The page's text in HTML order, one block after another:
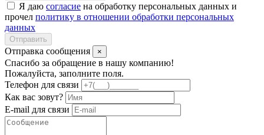
Я даю согласие на обработку персональных данных и
прочел политику в отношении обработки персональных
данных
Отправить
Отправка сообщения ×
Спасибо за обращение в нашу компанию!
Пожалуйста, заполните поля.
Телефон для связи
Как вас зовут?
E-mail для связи